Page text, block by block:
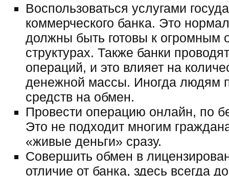
Воспользоваться услугами
коммерческого банка. Это
должны быть готовы к огромным
структурах. Также банки
операций, и это влияет на
денежной массы. Иногда людям
средств на обмен.
Провести операцию онлайн, по
Это не подходит многим
«живые деньги» сразу.
Совершить обмен в
отличие от банка, здесь всегда